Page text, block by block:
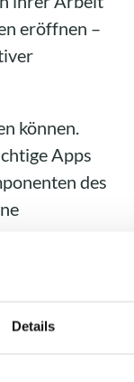
Details
eröffnen –
können.
Apps
des
Ihrem
Store-